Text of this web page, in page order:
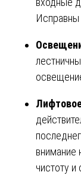
Исправны
внимание
чистоту